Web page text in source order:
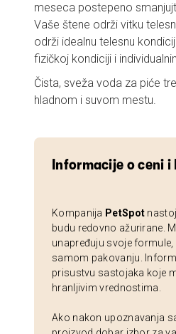
meseca postepeno
Vaše štene održi vitku
održi idealnu telesnu
fizičkoj kondiciji i
Čista, sveža voda za piće
hladnom i suvom mestu.
Informacije o ceni
Kompanija PetSpot
budu redovno ažurirane.
unapređuju svoje
samom pakovanju.
prisustvu sastojaka koje
hranljivim vrednostima.
Ako nakon upoznavanja